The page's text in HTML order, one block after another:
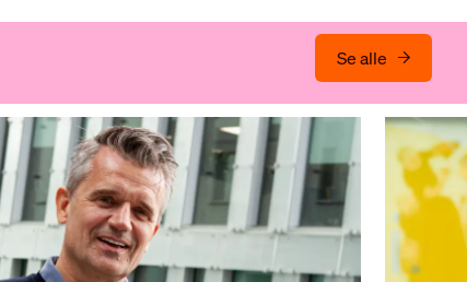
Se alle